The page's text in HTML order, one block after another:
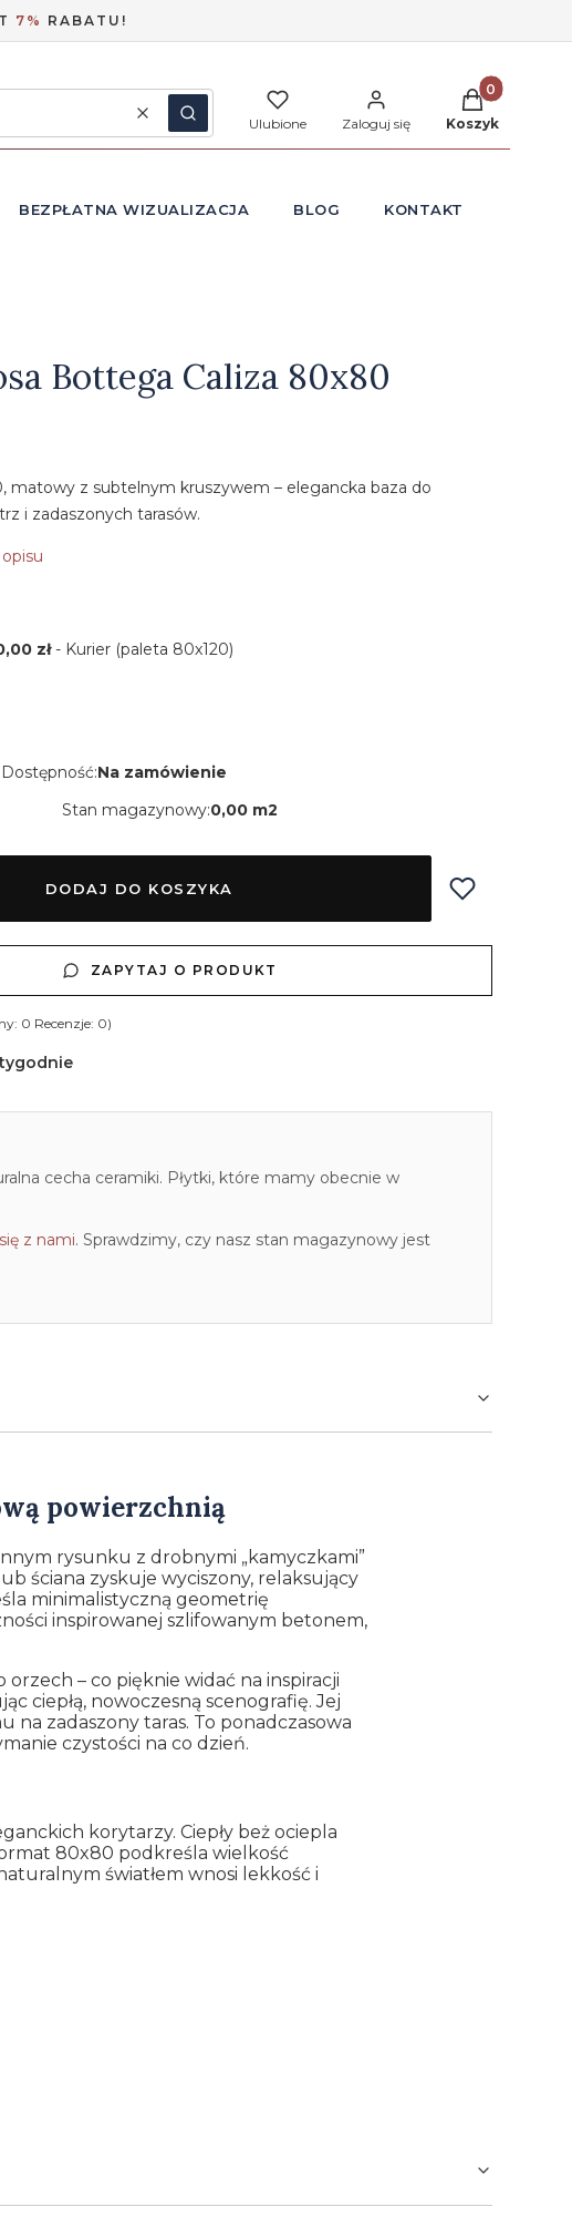
7% RABATU!
WyczyśćSzukaj Ulubione Zaloguj się
Produkty w
Koszyk
BEZPŁATNA WIZUALIZACJA BLOG KONTAKT
Bottega Caliza 80x80
matowy z subtelnym kruszywem – elegancka baza do
i zadaszonych tarasów.
zł- Kurier (paleta 80x120)
Dostępność:Na zamówienie
Stan magazynowy:0,00 m2
DODAJ DO KOSZYKA
ZAPYTAJ O PRODUKT
0 Recenzje: 0)
cecha ceramiki. Płytki, które mamy obecnie w
z nami. Sprawdzimy, czy nasz stan magazynowy jest
powierzchnią
rysunku z drobnymi „kamyczkami”
ściana zyskuje wyciszony, relaksujący
minimalistyczną geometrię
inspirowanej szlifowanym betonem,
– co pięknie widać na inspiracji
ciepłą, nowoczesną scenografię. Jej
zadaszony taras. To ponadczasowa
czystości na co dzień.
korytarzy. Ciepły beż ociepla
80x80 podkreśla wielkość
światłem wnosi lekkość i